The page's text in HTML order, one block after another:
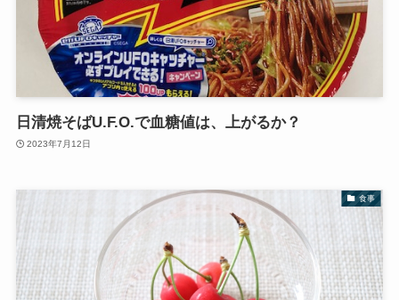
日清焼そばU.F.O.で血糖値は、上がるか？
2023年7月12日
食事